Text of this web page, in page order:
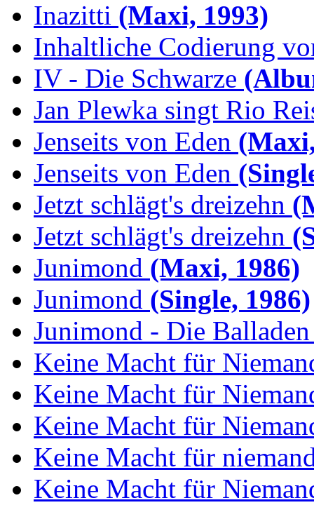
Inazitti (Maxi, 1993)
Inhaltliche Codierung
IV - Die Schwarze
Jan Plewka singt Rio
Jenseits von Eden
Jenseits von Eden
Jetzt schlägt's dreizehn
Jetzt schlägt's dreizehn
Junimond (Maxi, 1986)
Junimond (Single, 1986)
Junimond - Die Balladen
Keine Macht für
Keine Macht für
Keine Macht für
Keine Macht für
Keine Macht für